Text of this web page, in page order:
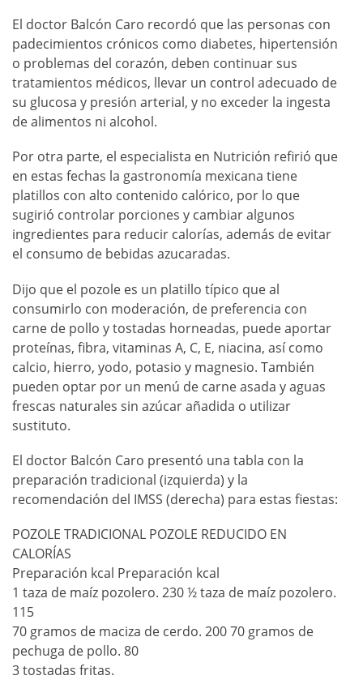
El doctor Balcón Caro recordó que las personas con
padecimientos crónicos como diabetes, hipertensión
o problemas del corazón, deben continuar sus
tratamientos médicos, llevar un control adecuado de
su glucosa y presión arterial, y no exceder la ingesta
de alimentos ni alcohol.
Por otra parte, el especialista en Nutrición refirió que
en estas fechas la gastronomía mexicana tiene
platillos con alto contenido calórico, por lo que
sugirió controlar porciones y cambiar algunos
ingredientes para reducir calorías, además de evitar
el consumo de bebidas azucaradas.
Dijo que el pozole es un platillo típico que al
consumirlo con moderación, de preferencia con
carne de pollo y tostadas horneadas, puede aportar
proteínas, fibra, vitaminas A, C, E, niacina, así como
calcio, hierro, yodo, potasio y magnesio. También
pueden optar por un menú de carne asada y aguas
frescas naturales sin azúcar añadida o utilizar
sustituto.
El doctor Balcón Caro presentó una tabla con la
preparación tradicional (izquierda) y la
recomendación del IMSS (derecha) para estas fiestas:
POZOLE TRADICIONAL POZOLE REDUCIDO EN
CALORÍAS
Preparación kcal Preparación kcal
1 taza de maíz pozolero. 230 ½ taza de maíz pozolero.
115
70 gramos de maciza de cerdo. 200 70 gramos de
pechuga de pollo. 80
3 tostadas fritas.